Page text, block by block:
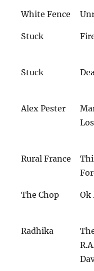
White Fence
Stuck
Stuck
Alex Pester
Rural France
The Chop Ok
Radhika